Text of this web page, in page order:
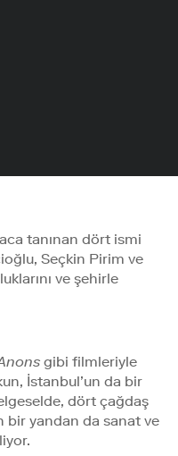
tanınan dört ismi
Seçkin Pirim ve
ve şehirle
gibi filmleriyle
İstanbul’un da bir
dört çağdaş
bir yandan da sanat ve